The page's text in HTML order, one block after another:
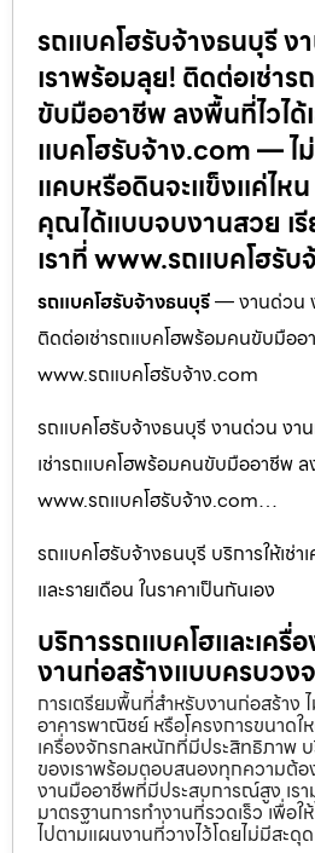
รถแบคโฮรับจ้างธนบุรี ง
เราพร้อมลุย! ติดต่อเช่า
ขับมืออาชีพ ลงพื้นที่ไวไ
แบคโฮรับจ้าง.com — ไ
แคบหรือดินจะแข็งแค่ไหน
คุณได้แบบจบงานสวย เ
เราที่ www.รถแบคโฮรั
รถแบคโฮรับจ้างธนบุรี— งานด่วน
ติดต่อเช่ารถแบคโฮพร้อมคนขับมืออ
www.รถแบคโฮรับจ้าง.com
รถแบคโฮรับจ้างธนบุรี งานด่วน งา
เช่ารถแบคโฮพร้อมคนขับมืออาชีพ ล
www.รถแบคโฮรับจ้าง.com…
รถแบคโฮรับจ้างธนบุรี บริการให้เช่
และรายเดือน ในราคาเป็นกันเอง
บริการรถแบคโฮและเครื่
งานก่อสร้างแบบครบวง
การเตรียมพื้นที่สำหรับงานก่อสร้าง
อาคารพาณิชย์ หรือโครงการขนาดใ
เครื่องจักรกลหนักที่มีประสิทธิภาพ
ของเราพร้อมตอบสนองทุกความต้อ
งานมืออาชีพที่มีประสบการณ์สูง เร
มาตรฐานการทำงานที่รวดเร็ว เพื่อ
ไปตามแผนงานที่วางไว้โดยไม่มีสะดุด